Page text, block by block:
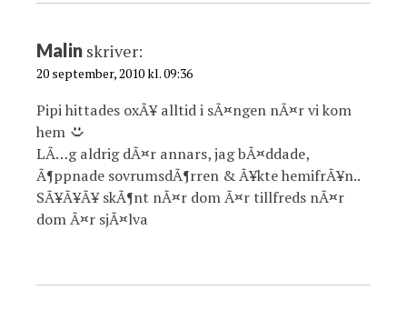
Malin skriver:
20 september, 2010 kl. 09:36
Pipi hittades oxÃ¥ alltid i sÃ¤ngen nÃ¤r vi kom
hem
LÃ…g aldrig dÃ¤r annars, jag bÃ¤ddade,
Ã¶ppnade sovrumsdÃ¶rren & Ã¥kte hemifrÃ¥n..
SÃ¥Ã¥Ã¥ skÃ¶nt nÃ¤r dom Ã¤r tillfreds nÃ¤r
dom Ã¤r sjÃ¤lva